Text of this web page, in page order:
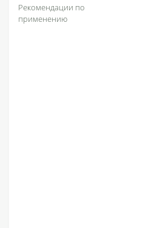
Рекомендации по
применению